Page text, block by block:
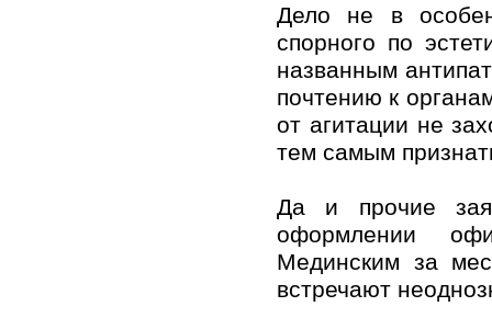
Дело не в
спорного по
названным
почтению к
от агитации не
тем самым
Да и прочие
оформлении
Мединским за
встречают